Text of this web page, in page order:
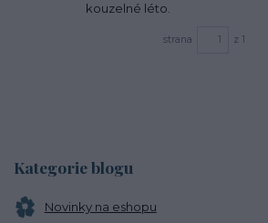
Kategorie blogu
Novinky na eshopu
kouzelné léto.
strana z 1